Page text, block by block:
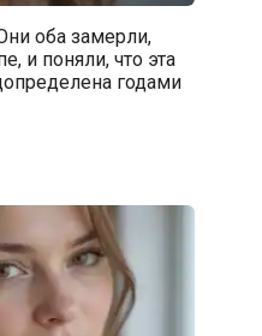
оба замерли,
и поняли, что эта
годами